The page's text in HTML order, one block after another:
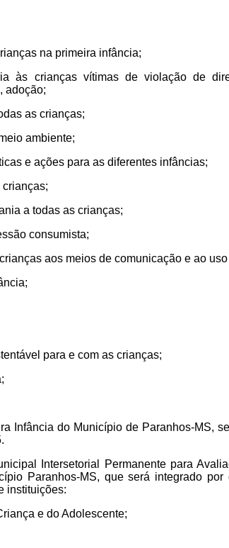
na primeira infância;
às crianças vítimas de violação de
adoção;
as crianças;
ambiente;
e ações para as diferentes infâncias;
crianças;
a todas as crianças;
consumista;
aos meios de comunicação e ao
para e com as crianças;
Infância do Município de Paranhos-MS,
Intersetorial Permanente para
Paranhos-MS, que será integrado por
instituições:
e do Adolescente;